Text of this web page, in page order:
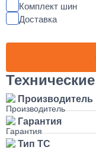
Наращивание
Комплект шин
Доставка
Производитель
Гарантия
Тип ТС